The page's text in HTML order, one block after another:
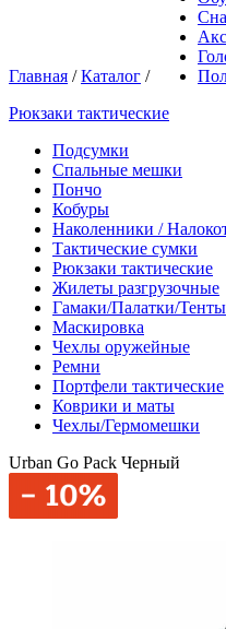
Главная /Каталог /
Рюкзаки тактические
Подсумки
Спальные мешки
Пончо
Кобуры
Наколенники /
Тактические сумки
Рюкзаки тактические
Жилеты разгрузочные
Гамаки/Палатки/Тенты
Маскировка
Чехлы оружейные
Ремни
Портфели тактические
Коврики и маты
Чехлы/Гермомешки
Urban Go Pack Черный